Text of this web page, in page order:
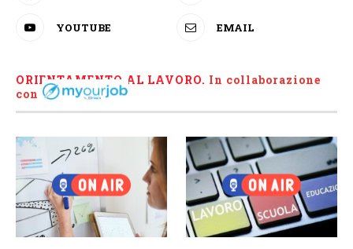
YOUTUBE EMAIL
ORIENTAMENTO AL LAVORO. In collaborazione
con